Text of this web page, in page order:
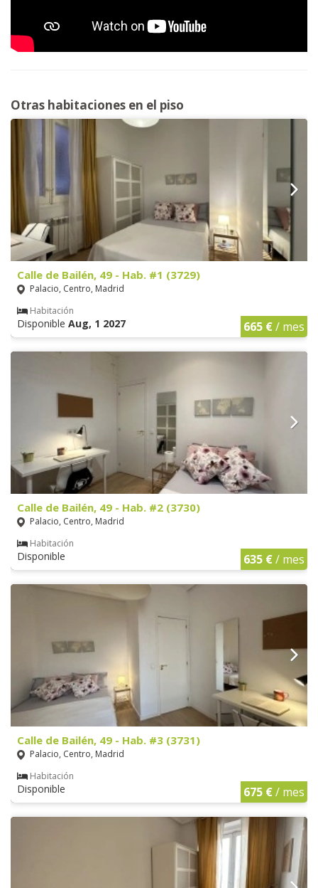
Otras habitaciones en el piso
Calle de Bailén, 49 - Hab. #1 (3729)
Palacio, Centro, Madrid
Habitación
Disponible Aug, 1 2027 665 €/ mes
Calle de Bailén, 49 - Hab. #2 (3730)
Palacio, Centro, Madrid
Habitación
Disponible 635 €/ mes
Calle de Bailén, 49 - Hab. #3 (3731)
Palacio, Centro, Madrid
Habitación
Disponible 675 €/ mes